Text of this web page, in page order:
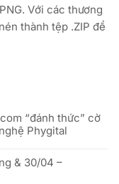
Với các thương
thành tệp .ZIP để
“đánh thức” cờ
Phygital
& 30/04 –